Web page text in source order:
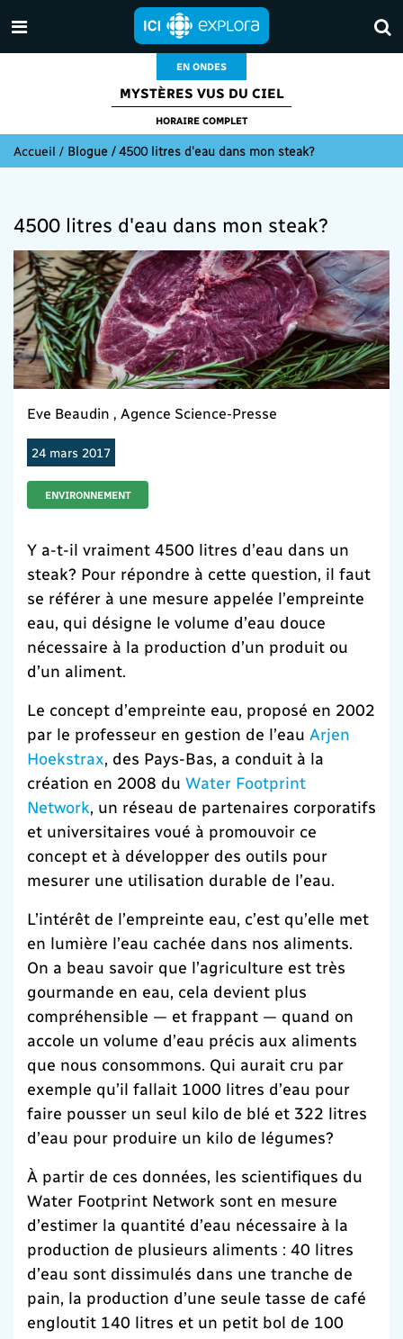
EN ONDES
MYSTÈRES VUS DU CIEL
HORAIRE COMPLET
Accueil / Blogue / 4500 litres d'eau dans mon steak?
4500 litres d'eau dans mon steak?
Eve Beaudin , Agence Science-Presse
24 mars 2017
ENVIRONNEMENT
Y a-t-il vraiment 4500 litres d’eau dans un
steak? Pour répondre à cette question , il faut
se référer à une mesure appelée l’empreinte
eau, qui désigne le volume d’eau douce
nécessaire à la production d’un produit ou
d’un aliment.
Le concept d’empreinte eau, proposé en 2002
par le professeur en gestion de l’eau Arjen
Hoekstrax , des Pays-Bas, a conduit à la
création en 2008 du Water Footprint
Network , un réseau de partenaires corporatifs
et universitaires voué à promouvoir ce
concept et à développer des outils pour
mesurer une utilisation durable de l’eau.
L’intérêt de l’empreinte eau, c’est qu’elle met
en lumière l’eau cachée dans nos aliments.
On a beau savoir que l’agriculture est très
gourmande en eau, cela devient plus
compréhensible — et frappant — quand on
accole un volume d’eau précis aux aliments
que nous consommons. Qui aurait cru par
exemple qu’il fallait 1000 litres d’eau pour
faire pousser un seul kilo de blé et 322 litres
d’eau pour produire un kilo de légumes?
À partir de ces données, les scientifiques du
Water Footprint Network sont en mesure
d’estimer la quantité d’eau nécessaire à la
production de plusieurs aliments : 40 litres
d’eau sont dissimulés dans une tranche de
pain, la production d’une seule tasse de café
engloutit 140 litres et un petit bol de 100